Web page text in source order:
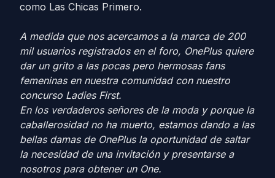
como Las Chicas Primero.
A medida que nos acercamos a la marca de 200
mil usuarios registrados en el foro, OnePlus quiere
dar un grito a las pocas pero hermosas fans
femeninas en nuestra comunidad con nuestro
concurso Ladies First.
En los verdaderos señores de la moda y porque la
caballerosidad no ha muerto, estamos dando a las
bellas damas de OnePlus la oportunidad de saltar
la necesidad de una invitación y presentarse a
nosotros para obtener un One.